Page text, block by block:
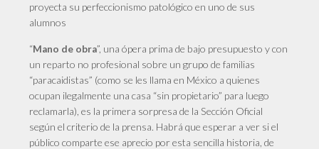
proyecta su perfeccionismo patológico en uno de sus
alumnos
“Mano de obra”, una ópera prima de bajo presupuesto y con
un reparto no profesional sobre un grupo de familias
“paracaidistas” (como se les llama en México a quienes
ocupan ilegalmente una casa “sin propietario” para luego
reclamarla), es la primera sorpresa de la Sección Oficial
según el criterio de la prensa. Habrá que esperar a ver si el
público comparte ese aprecio por esta sencilla historia, de